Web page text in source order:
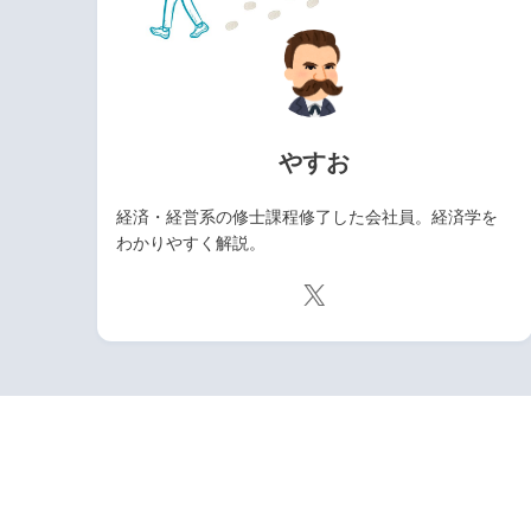
やすお
経済・経営系の修士課程修了した会社員。経済学を
わかりやすく解説。